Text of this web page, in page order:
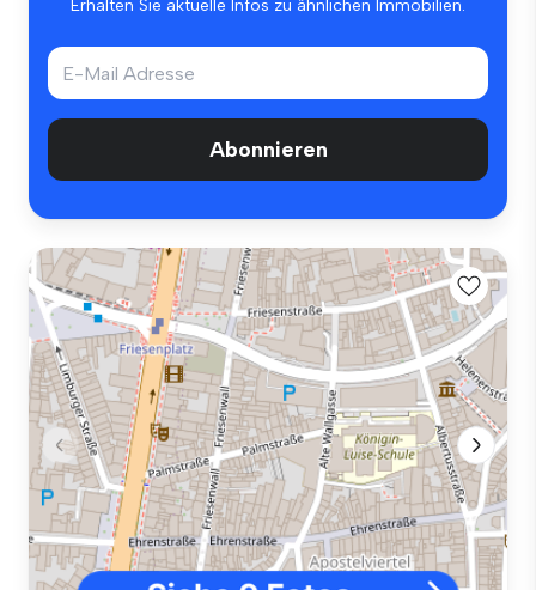
Erhalten Sie aktuelle Infos zu ähnlichen Immobilien.
Abonnieren